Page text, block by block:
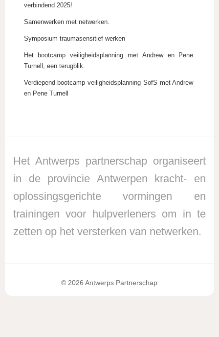
verbindend 2025!
Samenwerken met netwerken.
Symposium traumasensitief werken
Het bootcamp veiligheidsplanning met Andrew en Pene
Turnell, een terugblik.
Verdiepend bootcamp veiligheidsplanning SofS met Andrew
en Pene Turnell
Het Antwerps partnerschap organiseert
in de provincie Antwerpen kracht- en
oplossingsgerichte vormingen en
trainingen voor hulpverleners om in te
zetten op het versterken van netwerken.
© 2026 Antwerps Partnerschap